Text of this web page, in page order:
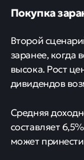
Покупка
Второй
заранее, когда
высока. Рост
дивидендов
Средняя
составляет
может